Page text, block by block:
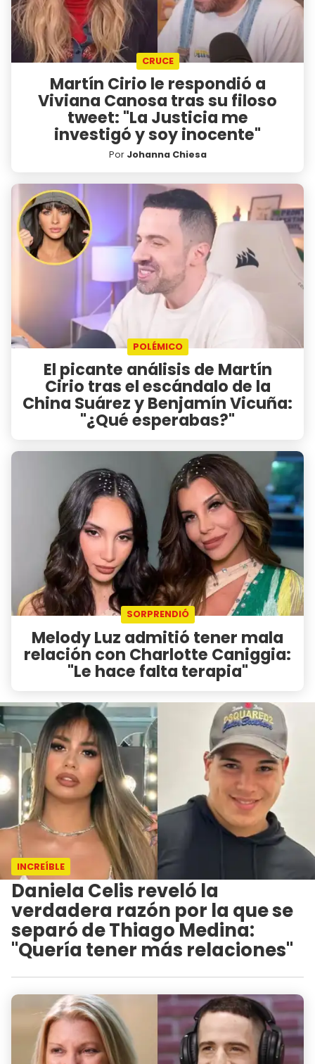
CRUCE
Martín Cirio le respondió a
Viviana Canosa tras su filoso
tweet: "La Justicia me
investigó y soy inocente"
Por Johanna Chiesa
POLÉMICO
El picante análisis de Martín
Cirio tras el escándalo de la
China Suárez y Benjamín Vicuña:
"¿Qué esperabas?"
SORPRENDIÓ
Melody Luz admitió tener mala
relación con Charlotte Caniggia:
"Le hace falta terapia"
INCREÍBLE
Daniela Celis reveló la
verdadera razón por la que se
separó de Thiago Medina:
"Quería tener más relaciones"